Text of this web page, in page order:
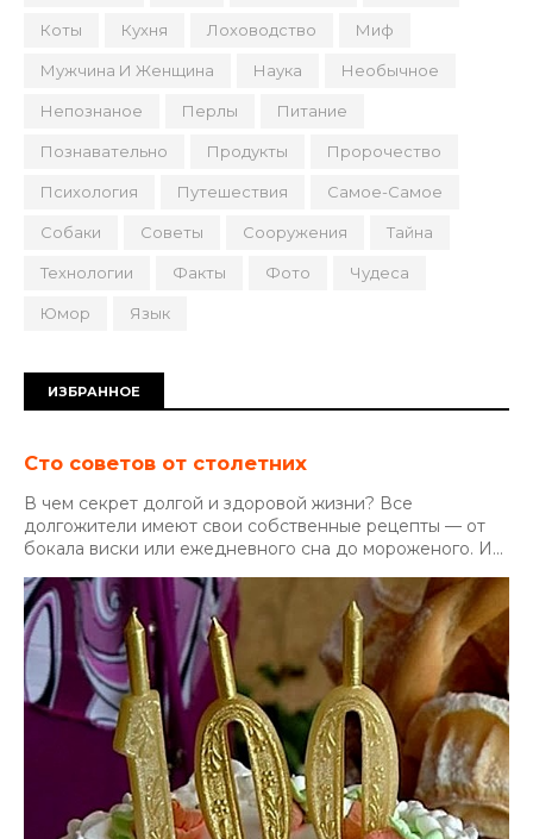
Коты Кухня Лоховодство Миф
Мужчина И Женщина Наука Необычное
Непознаное Перлы Питание
Познавательно Продукты Пророчество
Психология Путешествия Самое-Самое
Собаки Советы Сооружения Тайна
Технологии Факты Фото Чудеса
Юмор Язык
ИЗБРАННОЕ
Сто советов от столетних
В чем секрет долгой и здоровой жизни? Все
долгожители имеют свои собственные рецепты — от
бокала виски или ежедневного сна до мороженого. И...